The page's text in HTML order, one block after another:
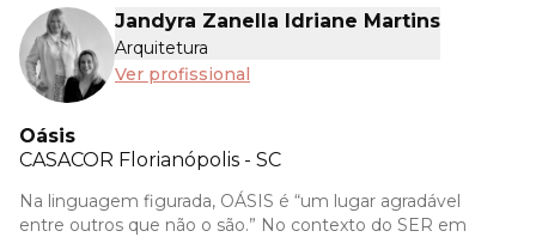
Jandyra Zanella Idriane Martins
Arquitetura
Ver profissional
Oásis
CASACOR Florianópolis - SC
Na linguagem figurada, OÁSIS é “um lugar agradável
entre outros que não o são.” No contexto do SER em